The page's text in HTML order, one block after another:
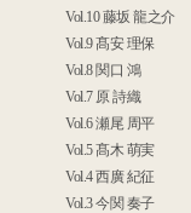
Vol.10 藤坂 龍之介
Vol.9 髙安 理保
Vol.8 関口 鴻
Vol.7 原 詩織
Vol.6 瀬尾 周平
Vol.5 髙木 萌実
Vol.4 西廣 紀征
Vol.3 今関 奏子